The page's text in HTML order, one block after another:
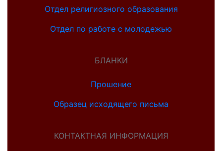
Отдел религиозного образования
Отдел по работе с молодежью
БЛАНКИ
Прошение
Образец исходящего письма
КОНТАКТНАЯ ИНФОРМАЦИЯ